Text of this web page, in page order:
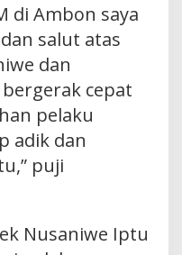
di Ambon saya
salut atas
dan
cepat
pelaku
adik dan
puji
Nusaniwe Iptu